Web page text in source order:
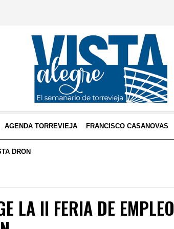
AGENDA TORREVIEJA FRANCISCO CASANOVAS
DRON
LA II FERIA DE EMPLEO